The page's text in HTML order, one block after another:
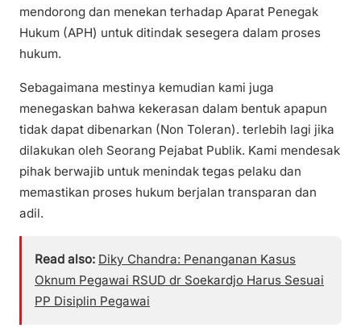
mendorong dan menekan terhadap Aparat Penegak
Hukum (APH) untuk ditindak sesegera dalam proses
hukum.
Sebagaimana mestinya kemudian kami juga
menegaskan bahwa kekerasan dalam bentuk apapun
tidak dapat dibenarkan (Non Toleran). terlebih lagi jika
dilakukan oleh Seorang Pejabat Publik. Kami mendesak
pihak berwajib untuk menindak tegas pelaku dan
memastikan proses hukum berjalan transparan dan
adil.
Read also: Diky Chandra: Penanganan Kasus
Oknum Pegawai RSUD dr Soekardjo Harus Sesuai
PP Disiplin Pegawai